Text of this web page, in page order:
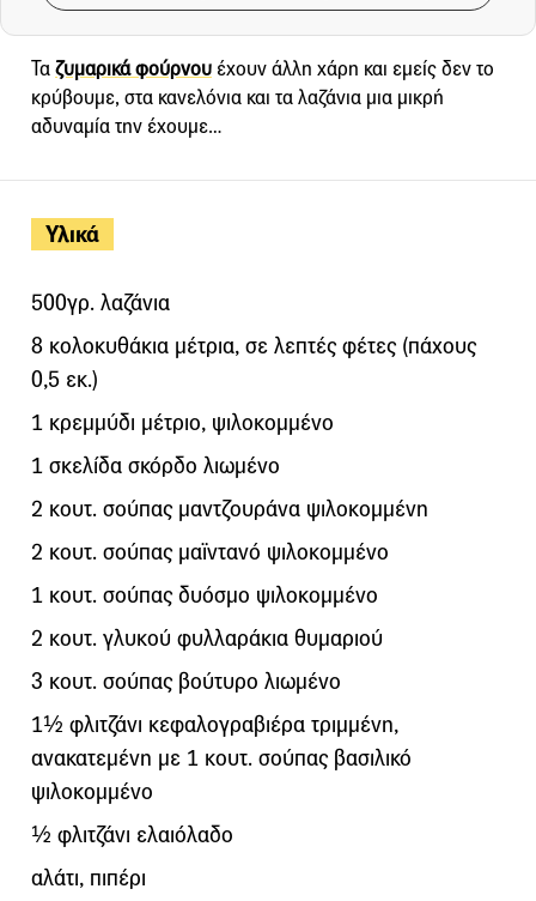
Υλικά
500γρ. λαζάνια
8 κολοκυθάκια μέτρια, σε λεπτές φέτες (πάχους
0,5 εκ.)
1 κρεμμύδι μέτριο, ψιλοκομμένο
1 σκελίδα σκόρδο λιωμένο
2 κουτ. σούπας μαντζουράνα ψιλοκομμένη
2 κουτ. σούπας μαϊντανό ψιλοκομμένο
1 κουτ. σούπας δυόσμο ψιλοκομμένο
2 κουτ. γλυκού φυλλαράκια θυμαριού
3 κουτ. σούπας βούτυρο λιωμένο
1½ φλιτζάνι κεφαλογραβιέρα τριμμένη,
ανακατεμένη με 1 κουτ. σούπας βασιλικό
ψιλοκομμένο
½ φλιτζάνι ελαιόλαδο
αλάτι, πιπέρι
Ταζυμαρικά φούρνου έχουν άλλη χάρη και εμείς δεν το
κρύβουμε, στα κανελόνια και τα λαζάνια μια μικρή
αδυναμία την έχουμε…